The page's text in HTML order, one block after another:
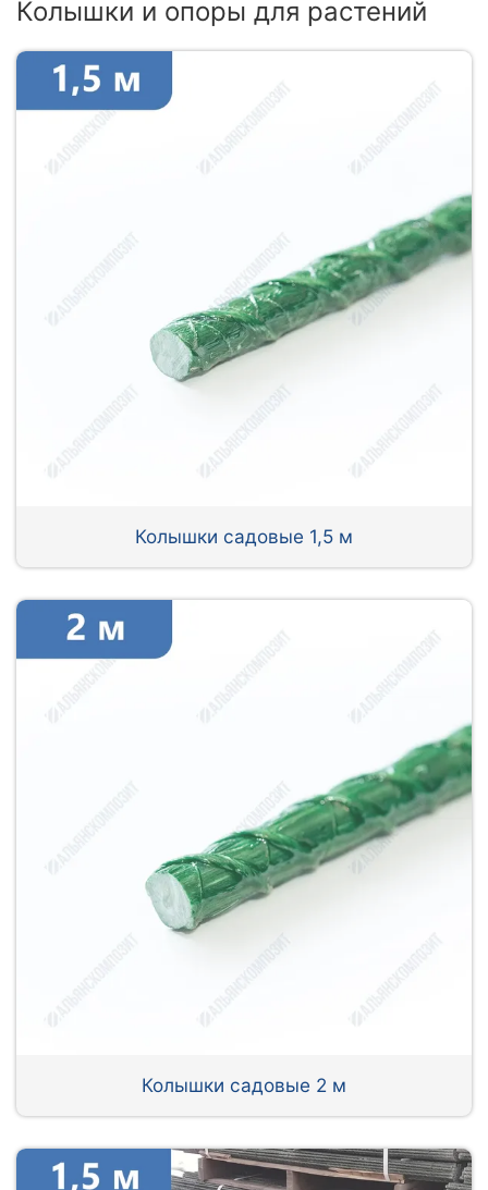
Колышки и опоры для растений
Колышки садовые 1,5 м
Колышки садовые 2 м